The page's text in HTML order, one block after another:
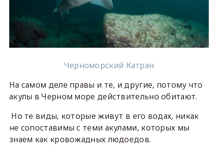
Черноморский Катран
На самом деле правы и те, и другие, потому что
акулы в Черном море действительно обитают.
Но те виды, которые живут в его водах, никак
не сопоставимы с теми акулами, которых мы
знаем как кровожадных людоедов.